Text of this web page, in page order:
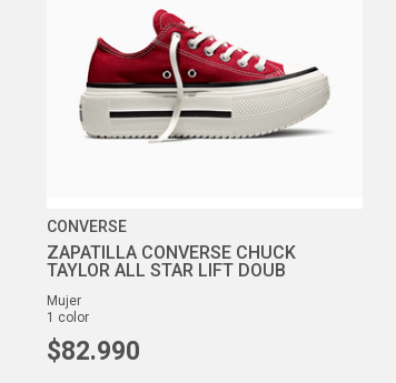
CONVERSE
ZAPATILLA CONVERSE CHUCK
TAYLOR ALL STAR LIFT DOUB
mujer
1 color
$82.990